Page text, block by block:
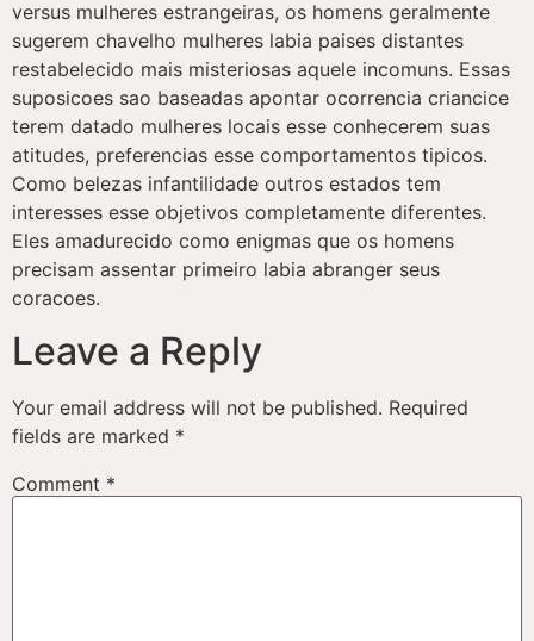
versus mulheres estrangeiras, os homens geralmente
sugerem chavelho mulheres labia paises distantes
restabelecido mais misteriosas aquele incomuns. Essas
suposicoes sao baseadas apontar ocorrencia criancice
terem datado mulheres locais esse conhecerem suas
atitudes, preferencias esse comportamentos tipicos.
Como belezas infantilidade outros estados tem
interesses esse objetivos completamente diferentes.
Eles amadurecido como enigmas que os homens
precisam assentar primeiro labia abranger seus
coracoes.
Leave a Reply
Your email address will not be published. Required
fields are marked *
Comment *